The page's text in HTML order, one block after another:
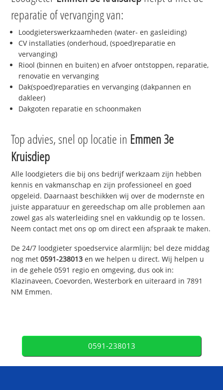
reparatie of vervanging van:
Loodgieterswerkzaamheden (water- en gasleiding)
CV installaties (onderhoud, (spoed)reparatie en
vervanging)
Riool (binnen en buiten) en afvoer ontstoppen, reparatie,
renovatie en vervanging
Dak(spoed)reparaties en vervanging (dakpannen en
dakleer)
Dakgoten reparatie en schoonmaken
Top advies, snel op locatie in Emmen 3e
Kruisdiep
Alle loodgieters die bij ons bedrijf werkzaam zijn hebben
kennis en vakmanschap en zijn professioneel en goed
opgeleid. Daarnaast beschikken wij over de modernste en
juiste apparatuur en gereedschap om alle problemen aan
zowel gas als waterleiding snel en vakkundig op te lossen.
Neem contact met ons op om direct een afspraak te maken.
De 24/7 loodgieter spoedservice alarmlijn; bel deze middag
nog met0591-238013 en we helpen u direct. Wij helpen u
in de gehele 0591 regio en omgeving, dus ook in:
Klazinaveen, Coevorden, Westerbork en uiteraard in 7891
NM Emmen.
0591-238013